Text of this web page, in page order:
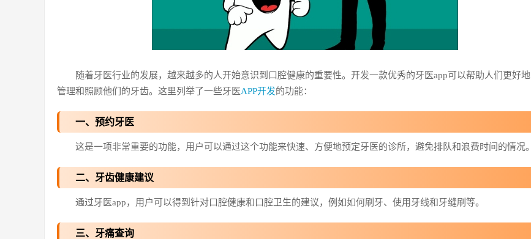
随着牙医行业的发展，越来越多的人开始意识到口腔健康的重要性。开发一款优秀的牙医app可以帮助人们更好地
管理和照顾他们的牙齿。这里列举了一些牙医APP开发的功能：
一、预约牙医
这是一项非常重要的功能，用户可以通过这个功能来快速、方便地预定牙医的诊所，避免排队和浪费时间的情况。
二、牙齿健康建议
通过牙医app，用户可以得到针对口腔健康和口腔卫生的建议，例如如何刷牙、使用牙线和牙缝刷等。
三、牙痛查询